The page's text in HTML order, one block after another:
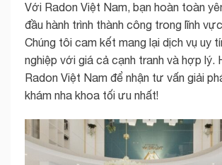
Với Radon Việt Nam, bạn hoàn toàn
đầu hành trình thành công trong lĩnh
Chúng tôi cam kết mang lại dịch vụ uy
nghiệp với giá cả cạnh tranh và hợp lý.
Radon Việt Nam để nhận tư vấn giải
khám nha khoa tối ưu nhất!